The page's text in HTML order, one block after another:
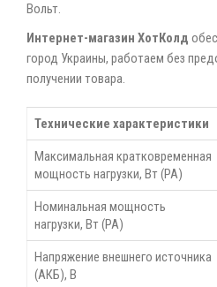
Вольт.
Интернет-магазин ХотКолд
город Украины, работаем без
получении товара.
Технические характеристики
Максимальная кратковременная
мощность нагрузки, Вт (РА)
Номинальная мощность
нагрузки, Вт (РА)
Напряжение внешнего источника
(АКБ), В